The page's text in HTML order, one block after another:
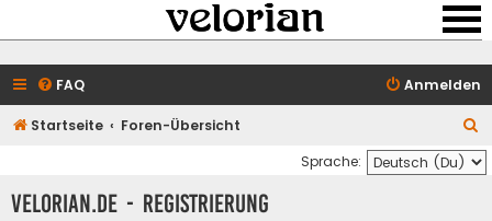
FAQ Anmelden
Startseite Foren-Übersicht
u
c
Sprache:
velorian.de - Registrierung